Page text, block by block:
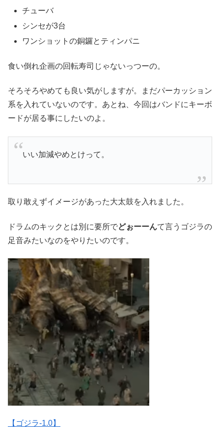
チューバ
シンセが3台
ワンショットの銅鑼とティンパニ
食い倒れ企画の回転寿司じゃないっつーの。
そろそろやめても良い気がしますが。まだパーカッション
系を入れていないのです。あとね、今回はバンドにキーボ
ードが居る事にしたいのよ。
いい加減やめとけって。
取り敢えずイメージがあった大太鼓を入れました。
ドラムのキックとは別に要所でどぉーーんて言うゴジラの
足音みたいなのをやりたいのです。
【ゴジラ-1.0】